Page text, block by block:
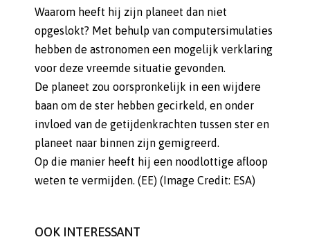
Waarom heeft hij zijn planeet dan niet
opgeslokt? Met behulp van computersimulaties
hebben de astronomen een mogelijk verklaring
voor deze vreemde situatie gevonden.
De planeet zou oorspronkelijk in een wijdere
baan om de ster hebben gecirkeld, en onder
invloed van de getijdenkrachten tussen ster en
planeet naar binnen zijn gemigreerd.
Op die manier heeft hij een noodlottige afloop
weten te vermijden. (EE) (Image Credit: ESA)
OOK INTERESSANT